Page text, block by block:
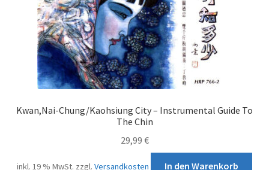
Kwan,Nai-Chung/Kaohsiung City – Instrumental Guide To
The Chin
29,99 €
inkl. 19 % MwSt. zzgl.Versandkosten In den Warenkorb